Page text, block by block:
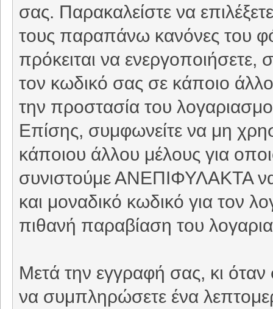
σας. Παρακαλείστε να
τους παραπάνω κανόνες του
πρόκειται να
τον κωδικό σας σε κάποιο
την προστασία του
Επίσης, συμφωνείτε να μη
κάποιου άλλου μέλους για
συνιστούμε ΑΝΕΠΙΦΥΛΑΚΤΑ
και μοναδικό κωδικό για τον
πιθανή παραβίαση του
Μετά την εγγραφή σας, κι
να συμπληρώσετε ένα